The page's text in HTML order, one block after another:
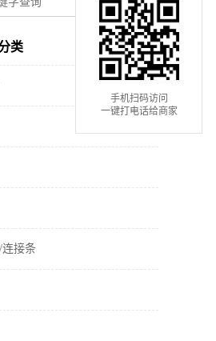
类
接条
手机扫码访问
一键打电话给商家